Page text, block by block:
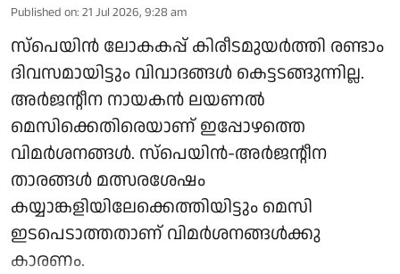
Published on: 21 Jul 2026, 9:28 am
സ്പെയിൻ ലോകകപ്പ് കിരീടമുയർത്തി രണ്ടാം
ദിവസമായിട്ടും വിവാദങ്ങൾ കെട്ടടങ്ങുന്നില്ല.
അർജന്റീന നായകൻ ലയണൽ
മെസിക്കെതിരെയാണ് ഇപ്പോഴത്തെ
വിമർശനങ്ങൾ. സ്‌പെയിൻ-അർജന്റീന
താരങ്ങൾ മത്സരശേഷം
കയ്യാങ്കളിയിലേക്കെത്തിയിട്ടും മെസി
ഇടപെടാത്തതാണ് വിമർശനങ്ങൾക്കു
കാരണം.